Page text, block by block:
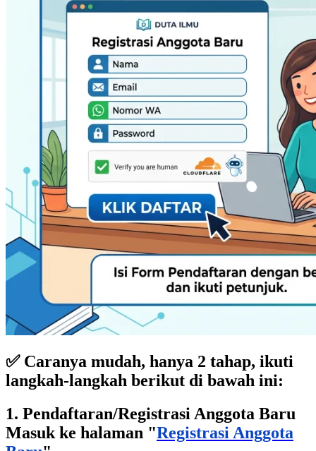
✅ Caranya mudah, hanya 2 tahap, ikuti
langkah-langkah berikut di bawah ini:
1. Pendaftaran/Registrasi Anggota Baru
Masuk ke halaman "Registrasi Anggota